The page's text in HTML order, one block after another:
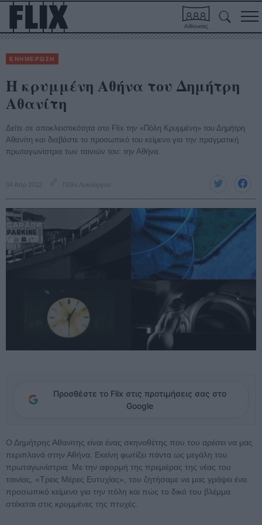
Αίθουσες
ΕΝΗΜΕΡΩΣΗ
Η κρυμμένη Αθήνα του Δημήτρη
Αθανίτη
Δείτε σε αποκλειστικότητα στο Flix την «Πόλη Κρυμμένη» του Δημήτρη
Αθανίτη και διαβάστε το προσωπικό του κείμενο για την πραγματική
πρωταγωνίστρια των ταινιών του: την Αθήνα.
04 Απρ 2012 Πόλυ Λυκούργου
Προσθέστε το Flix στις προτιμήσεις σας στο
Google
Ο Δημήτρης Αθανίτης είναι ένας σκηνοθέτης που του αρέσει να μας
περιπλανά στην Αθήνα. Εκείνη φωτίζει πάντα ως μεγάλη του
πρωταγωνίστρια. Με την αφορμή της πρεμιέρας της νέας του
ταινίας, «Τρεις Μέρες Ευτυχίας», του ζητήσαμε να μας γράψει ένα
προσωπικό κείμενο για την πόλη και πώς το δικό του βλέμμα
στέκεται στις κρυμμένες της πτυχές.